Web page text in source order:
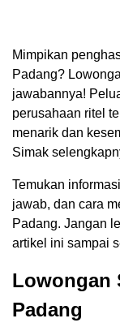
Mimpikan
Padang?
jawabannya!
perusahaan ritel
menarik dan
Simak
Temukan
jawab, dan cara
Padang. Jangan
artikel ini sampai
Lowongan
Padang